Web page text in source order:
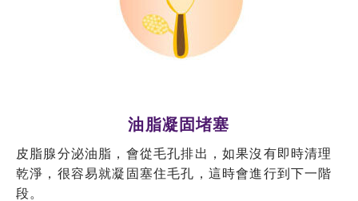
油脂凝固堵塞
皮脂腺分泌油脂，會從毛孔排出，如果沒有即時清理
乾淨，很容易就凝固塞住毛孔，這時會進行到下一階
段。